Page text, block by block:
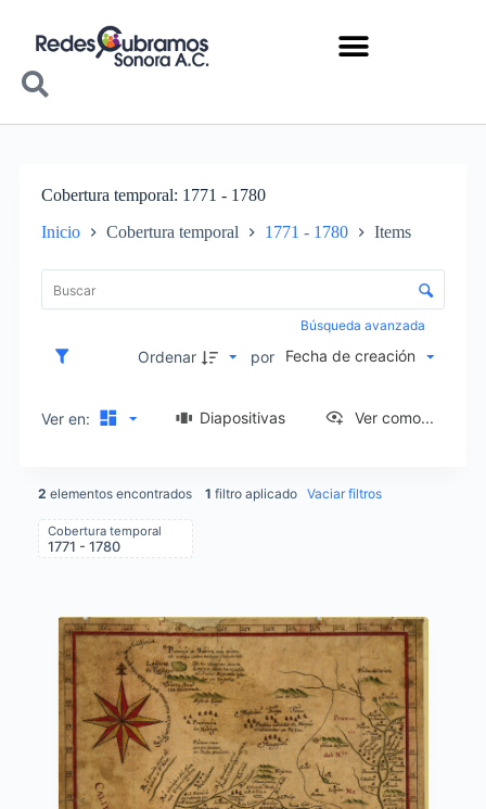
Cobertura temporal 1771 - 1780
Inicio Cobertura temporal 1771 - 1780 Items
Control de clasificación y visualización
Búsqueda avanzada
Ordenar por Fecha de creación
Ver en: Diapositivas Ver como...
2 elementos encontrados 1 filtro aplicado Vaciar filtros
Cobertura temporal
1771 - 1780
Items list results